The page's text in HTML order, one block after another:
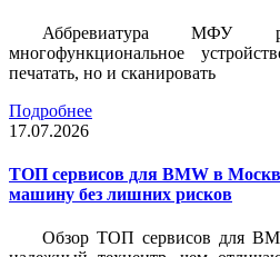
Аббревиатура МФУ
многофункциональное
печатать, но и сканировать
Подробнее
17.07.2026
ТОП сервисов для BMW в
машину без лишних рисков
Обзор ТОП сервисов для